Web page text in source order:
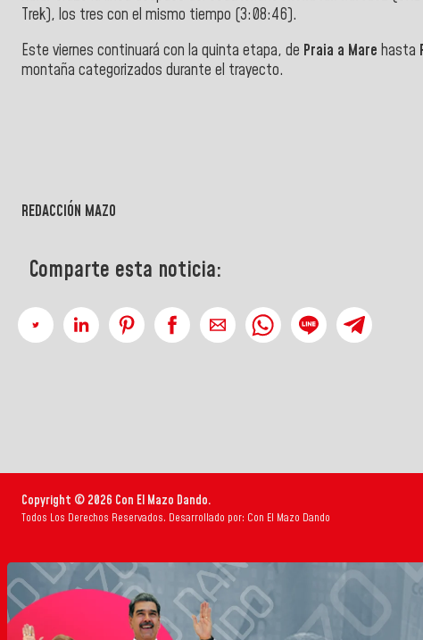
Trek), los tres con el mismo tiempo (3:08:46).
Este viernes continuará con la quinta etapa, de Praia a Mare hasta
montaña categorizados durante el trayecto.
REDACCIÓN MAZO
Comparte esta noticia:
Copyright © 2026 Con El Mazo Dando.
Todos Los Derechos Reservados. Desarrollado por: Con El Mazo Dando